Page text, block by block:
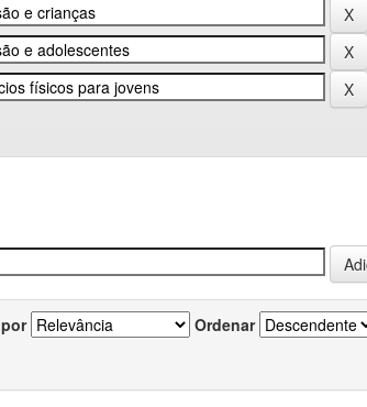
Ordenar